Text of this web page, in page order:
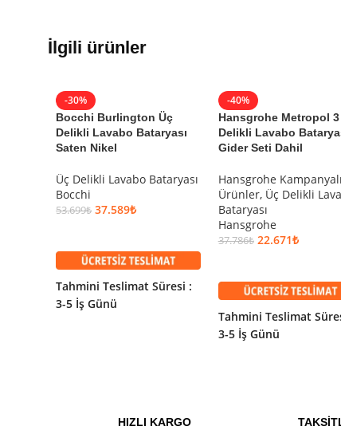
İlgili ürünler
-30%
Bocchi Burlington Üç
Delikli Lavabo Bataryası
Saten Nikel
Üç Delikli Lavabo Bataryası
Bocchi
53.699₺ 37.589₺
Tahmini Teslimat Süresi :
3-5 İş Günü
-40%
Hansgrohe Metropol 3
Delikli Lavabo
Gider Seti Dahil
Hansgrohe Kampanyalı
Ürünler, Üç Delikli
Bataryası
Hansgrohe
37.786₺ 22.671₺
Tahmini Teslimat
3-5 İş Günü
HIZLI KARGO